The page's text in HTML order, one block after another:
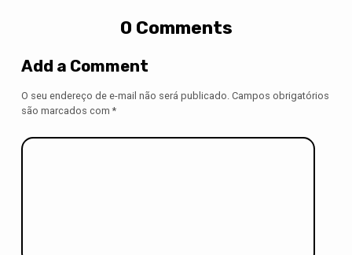
0 Comments
Add a Comment
O seu endereço de e-mail não será publicado. Campos obrigatórios
são marcados com *